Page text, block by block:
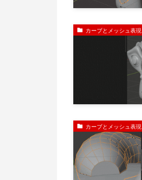
カーブとメッシュ表現
カーブとメッシュ表現